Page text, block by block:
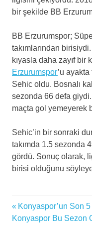
bir şekilde BB
BB Erzurumspor;
takımlarından
kıyasla daha zayıf bir
Erzurumspor’u
Sehic oldu. Bosnalı
sezonda 66 defa
maçta gol yemeyerek
Sehic’in bir sonraki
takımda 1.5 sezonda
gördü. Sonuç olarak,
birisi olduğunu
Futbol
ibrahim
Yazı
Previous
Post:
Konyaspor’un Son
Next
Konyaspor Bu Sezon